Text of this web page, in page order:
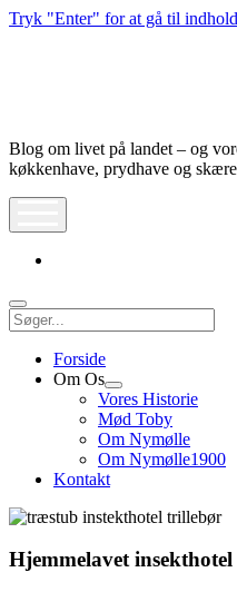
Tryk "Enter" for at gå til indhold
Blog om livet på landet – og
køkkenhave, prydhave og
Søg
Forside
Om Os
Åbn
dropdown
meny
Vores Historie
Mød Toby
Om Nymølle
Om Nymølle1900
Kontakt
Hjemmelavet insekthotel